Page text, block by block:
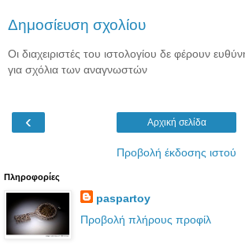
Δημοσίευση σχολίου
Οι διαχειριστές του ιστολογίου δε φέρουν
για σχόλια των αναγνωστών
‹ Αρχική σελίδα
Προβολή έκδοσης ιστού
Πληροφορίες
paspartoy
Προβολή πλήρους προφίλ